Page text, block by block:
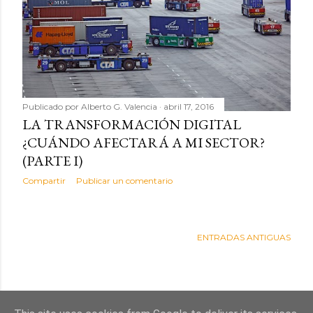
d
a
s
Publicado por Alberto G. Valencia abril 17, 2016
LA TRANSFORMACIÓN DIGITAL
¿CUÁNDO AFECTARÁ A MI SECTOR?
(PARTE I)
Compartir Publicar un comentario
ENTRADAS ANTIGUAS